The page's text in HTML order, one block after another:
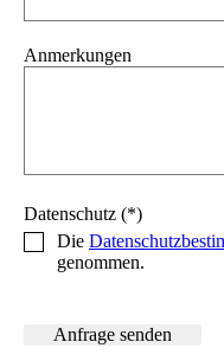
Anmerkungen
Datenschutz (*)
Die
genommen.